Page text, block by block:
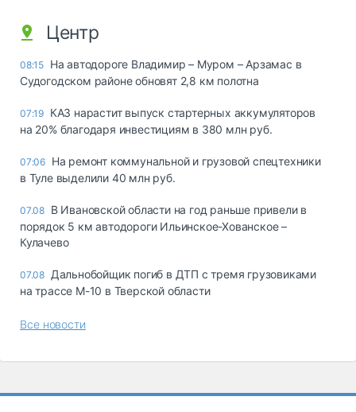
Центр
08:15 На автодороге Владимир – Муром – Арзамас в
Судогодском районе обновят 2,8 км полотна
07:19 КАЗ нарастит выпуск стартерных аккумуляторов
на 20% благодаря инвестициям в 380 млн руб.
07:06 На ремонт коммунальной и грузовой спецтехники
в Туле выделили 40 млн руб.
07.08 В Ивановской области на год раньше привели в
порядок 5 км автодороги Ильинское-Хованское –
Кулачево
07.08 Дальнобойщик погиб в ДТП с тремя грузовиками
на трассе М-10 в Тверской области
Все новости